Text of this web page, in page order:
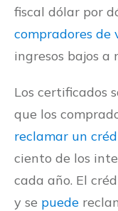
fiscal dólar por
compradores de
ingresos bajos a
Los certificados
que los
reclamar un
ciento de los
cada año. El
y se puede